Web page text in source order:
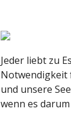
Jeder liebt zu
Notwendigkeit
und unsere
wenn es